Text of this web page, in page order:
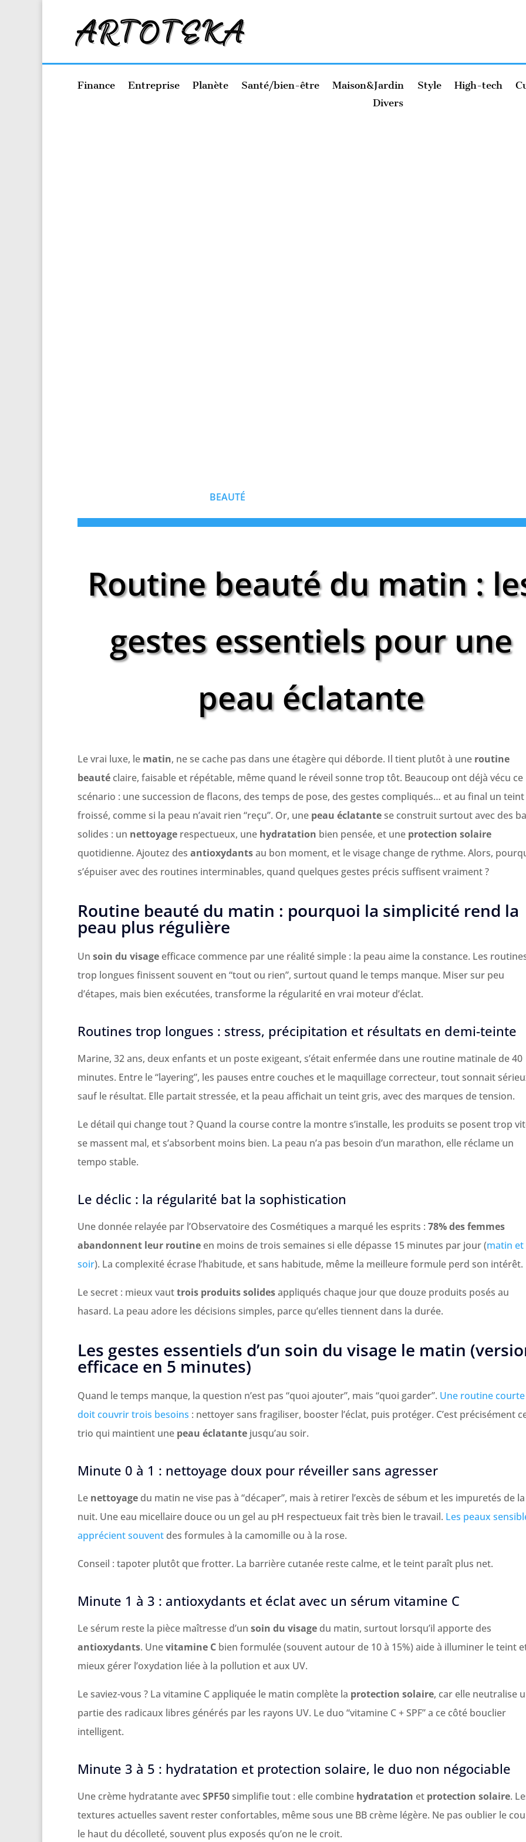
Finance Entreprise Planète Santé/bien-être Maison&Jardin Style High-tech
Divers
BEAUTÉ
Routine beauté du matin :
gestes essentiels pour une
peau éclatante
Le vrai luxe, le matin, ne se cache pas dans une étagère qui déborde. Il tient plutôt à une routine
beauté claire, faisable et répétable, même quand le réveil sonne trop tôt. Beaucoup ont déjà vécu ce
scénario : une succession de flacons, des temps de pose, des gestes compliqués… et au final un teint
froissé, comme si la peau n’avait rien “reçu”. Or, une peau éclatantese construit surtout avec des
solides : un nettoyage respectueux, une hydratation bien pensée, et une protection solaire
quotidienne. Ajoutez des antioxydantsau bon moment, et le visage change de rythme. Alors,
s’épuiser avec des routines interminables, quand quelques gestes précis suffisent vraiment ?
Routine beauté du matin : pourquoi la simplicité rend la
peau plus régulière
Un soin du visage efficace commence par une réalité simple : la peau aime la constance. Les
trop longues finissent souvent en “tout ou rien”, surtout quand le temps manque. Miser sur peu
d’étapes, mais bien exécutées, transforme la régularité en vrai moteur d’éclat.
Routines trop longues : stress, précipitation et résultats en demi-teinte
Marine, 32 ans, deux enfants et un poste exigeant, s’était enfermée dans une routine matinale de 40
minutes. Entre le “layering”, les pauses entre couches et le maquillage correcteur, tout sonnait
sauf le résultat. Elle partait stressée, et la peau affichait un teint gris, avec des marques de tension.
Le détail qui change tout ? Quand la course contre la montre s’installe, les produits se posent trop
se massent mal, et s’absorbent moins bien. La peau n’a pas besoin d’un marathon, elle réclame un
tempo stable.
Le déclic : la régularité bat la sophistication
Une donnée relayée par l’Observatoire des Cosmétiques a marqué les esprits : 78% des femmes
abandonnent leur routine en moins de trois semaines si elle dépasse 15 minutes par jour (matin et
soir). La complexité écrase l’habitude, et sans habitude, même la meilleure formule perd son intérêt.
Le secret : mieux vauttrois produits solidesappliqués chaque jour que douze produits posés au
hasard. La peau adore les décisions simples, parce qu’elles tiennent dans la durée.
Les gestes essentiels d’un soin du visage le matin
efficace en 5 minutes)
Quand le temps manque, la question n’est pas “quoi ajouter”, mais “quoi garder”. Une routine courte
doit couvrir trois besoins : nettoyer sans fragiliser, booster l’éclat, puis protéger. C’est précisément
trio qui maintient une peau éclatante jusqu’au soir.
Minute 0 à 1 : nettoyage doux pour réveiller sans agresser
Le nettoyage du matin ne vise pas à “décaper”, mais à retirer l’excès de sébum et les impuretés de la
nuit. Une eau micellaire douce ou un gel au pH respectueux fait très bien le travail. Les peaux
apprécient souvent des formules à la camomille ou à la rose.
Conseil : tapoter plutôt que frotter. La barrière cutanée reste calme, et le teint paraît plus net.
Minute 1 à 3 : antioxydants et éclat avec un sérum vitamine C
Le sérum reste la pièce maîtresse d’un soin du visage du matin, surtout lorsqu’il apporte des
antioxydants. Unevitamine C bien formulée (souvent autour de 10 à 15%) aide à illuminer le teint
mieux gérer l’oxydation liée à la pollution et aux UV.
Le saviez-vous ? La vitamine C appliquée le matin complète la protection solaire, car elle neutralise
partie des radicaux libres générés par les rayons UV. Le duo “vitamine C + SPF” a ce côté bouclier
intelligent.
Minute 3 à 5 : hydratation et protection solaire, le duo non négociable
Une crème hydratante avec SPF50simplifie tout : elle combine hydratation et protection solaire.
textures actuelles savent rester confortables, même sous une BB crème légère. Ne pas oublier le
le haut du décolleté, souvent plus exposés qu’on ne le croit.